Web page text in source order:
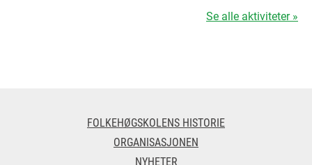
Se alle aktiviteter »
FOLKEHØGSKOLENS HISTORIE
ORGANISASJONEN
NYHETER